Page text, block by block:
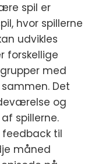
spil er
hvor spillerne
udvikles
forskellige
med
Det
og
spillerne.
feedback til
måned